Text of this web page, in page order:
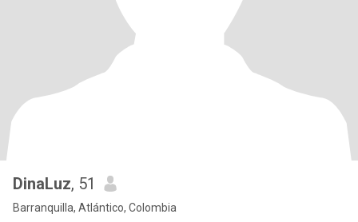
DinaLuz, 51
Barranquilla, Atlántico, Colombia